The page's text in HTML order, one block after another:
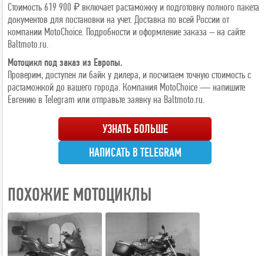
Стоимость 619 900 ₽ включает растаможку и подготовку полного пакета
документов для постановки на учет. Доставка по всей России от
компании MotoChoice. Подробности и оформление заказа – на сайте
Baltmoto.ru.
Мотоцикл под заказ из Европы.
Проверим, доступен ли байк у дилера, и посчитаем точную стоимость с
растаможкой до вашего города. Компания MotoChoice — напишите
Евгению в Telegram или отправьте заявку на Baltmoto.ru.
УЗНАТЬ БОЛЬШЕ
НАПИСАТЬ В TELEGRAM
ПОХОЖИЕ МОТОЦИКЛЫ